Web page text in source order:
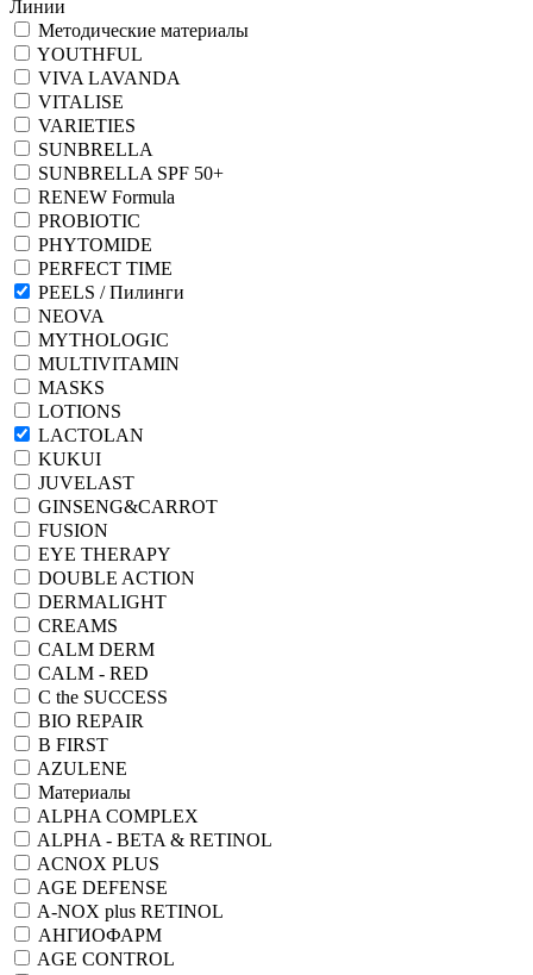
Линии
Методические материалы
YOUTHFUL
VIVA LAVANDA
VITALISE
VARIETIES
SUNBRELLA
SUNBRELLA SPF 50+
RENEW Formula
PROBIOTIC
PHYTOMIDE
PERFECT TIME
PEELS / Пилинги
NEOVA
MYTHOLOGIC
MULTIVITAMIN
MASKS
LOTIONS
LACTOLAN
KUKUI
JUVELAST
GINSENG&CARROT
FUSION
EYE THERAPY
DOUBLE ACTION
DERMALIGHT
CREAMS
CALM DERM
CALM - RED
C the SUCCESS
BIO REPAIR
B FIRST
AZULENE
Материалы
ALPHA COMPLEX
ALPHA - BETA & RETINOL
ACNOX PLUS
AGE DEFENSE
A-NOX plus RETINOL
АНГИОФАРМ
AGE CONTROL